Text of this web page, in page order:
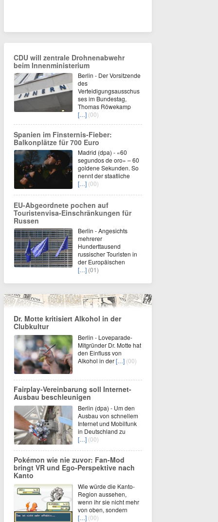
CDU will zentrale Drohnenabwehr
beim Innenministerium
Berlin - Der Vorsitzende
des
Verteidigungsausschus
ses im Bundestag,
Thomas Röwekamp
[…] (00)
Spanien im Finsternis-Fieber:
Balkonplätze für 700 Euro
Madrid (dpa) - «60
segundos de oro» – 60
goldene Sekunden. So
nennt der staatliche
[…] (00)
EU-Abgeordnete pochen auf
Touristenvisa-Einschränkungen für
Russen
Berlin - Angesichts
mehrerer
Hunderttausend
russischer Touristen in
der Europäischen
[…] (01)
Dr. Motte kritisiert Alkohol in der
Clubkultur
Berlin - Loveparade-
Mitgründer Dr. Motte hat
den Einfluss von
Alkohol in der[…] (00)
Fairplay-Vereinbarung soll Internet-
Ausbau beschleunigen
Berlin (dpa) - Um den
Ausbau von schnellem
Internet und Mobilfunk
in Deutschland zu
[…] (00)
Pokémon wie nie zuvor: Fan-Mod
bringt VR und Ego-Perspektive nach
Kanto
Wie würde die Kanto-
Region aussehen,
wenn ihr sie nicht mehr
von oben, sondern
[…] (00)